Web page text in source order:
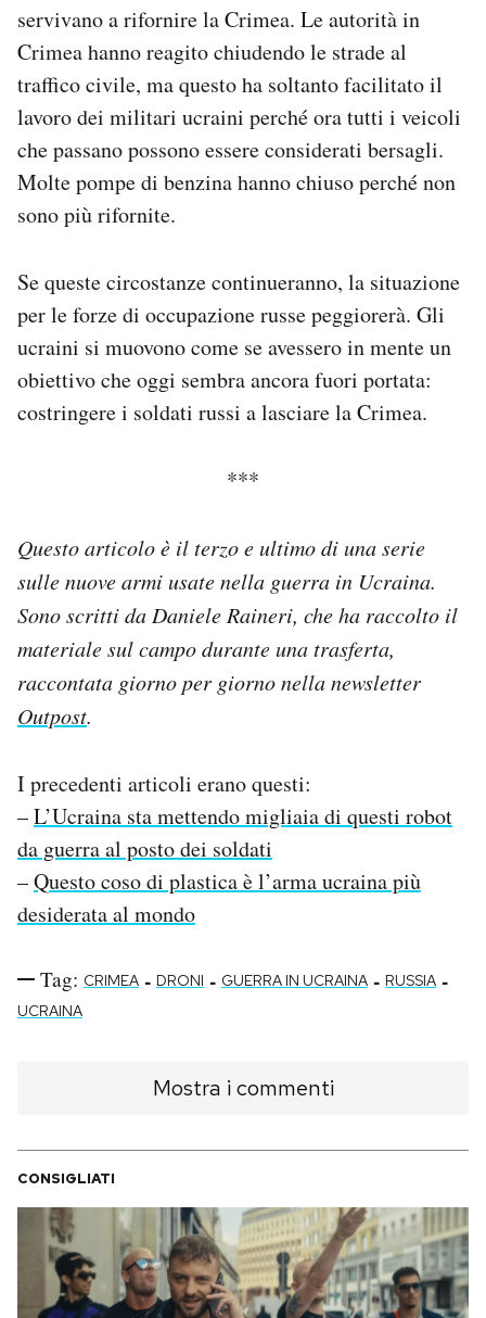
servivano a rifornire la Crimea. Le autorità in
Crimea hanno reagito chiudendo le strade al
traffico civile, ma questo ha soltanto facilitato il
lavoro dei militari ucraini perché ora tutti i veicoli
che passano possono essere considerati bersagli.
Molte pompe di benzina hanno chiuso perché non
sono più rifornite.
Se queste circostanze continueranno, la situazione
per le forze di occupazione russe peggiorerà. Gli
ucraini si muovono come se avessero in mente un
obiettivo che oggi sembra ancora fuori portata:
costringere i soldati russi a lasciare la Crimea.
***
Questo articolo è il terzo e ultimo di una serie
sulle nuove armi usate nella guerra in Ucraina.
Sono scritti da Daniele Raineri, che ha raccolto il
materiale sul campo durante una trasferta,
raccontata giorno per giorno nella newsletter
Outpost.
I precedenti articoli erano questi:
–L’Ucraina sta mettendo migliaia di questi robot
da guerra al posto dei soldati
–Questo coso di plastica è l’arma ucraina più
desiderata al mondo
Tag: CRIMEA - DRONI - GUERRA IN UCRAINA - RUSSIA -
UCRAINA
Mostra i commenti
CONSIGLIATI